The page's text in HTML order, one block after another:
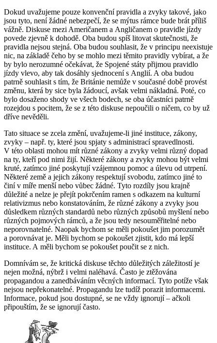
Dokud uvažujeme pouze konvenční pravidla a zvyky takové, jako
jsou tyto, není žádné nebezpečí, že se mýtus rámce bude brát příliš
vážně. Diskuse mezi Američanem a Angličanem o pravidle jízdy
povede zjevně k dohodě. Oba budou spíš litovat skutečnosti, že
pravidla nejsou stejná. Oba budou souhlasit, že v principu neexistuje
nic, na základě čeho by se mohlo mezi těmito pravidly vybírat, a že
by bylo nerozumné očekávat, že Spojené státy přijmou pravidlo
jízdy vlevo, aby tak dosáhly sjednocení s Anglií. A oba budou
patrně souhlasit s tím, že Británie nemůže v současné době provést
změnu, která by sice byla žádoucí, avšak velmi nákladná. Poté, co
bylo dosaženo shody ve všech bodech, se oba účastníci patrně
rozejdou s pocitem, že se z této diskuse nepoučili o ničem, co by už
dříve nevěděli.
Tato situace se zcela změní, uvažujeme-li jiné instituce, zákony,
zvyky – např. ty, které jsou spjaty s administrací spravedlnosti.
V této oblasti mohou mít různé zákony a zvyky velmi různý dopad
na ty, kteří pod nimi žijí. Některé zákony a zvyky mohou být velmi
kruté, zatímco jiné poskytují vzájemnou pomoc a úlevu od utrpení.
Některé země a jejich zákony respektují svobodu, zatímco jiné to
činí v míře menší nebo vůbec žádné. Tyto rozdíly jsou krajně
důležité a nelze je přejít pokrčením ramen s odkazem na kulturní
relativizmus nebo konstatováním, že různé zákony a zvyky jsou
důsledkem různých standardů nebo různých způsobů myšlení nebo
různých pojmových rámců, a že jsou tedy nesouměřitelné nebo
neporovnatelné. Naopak bychom se měli pokoušet jim porozumět
a porovnávat je. Měli bychom se pokoušet zjistit, kdo má lepší
instituce. A měli bychom se pokoušet poučit se z nich.
Domnívám se, že kritická diskuse těchto důležitých záležitostí je
nejen možná, nýbrž i velmi naléhavá. Často je ztěžována
propagandou a zanedbáváním věcných informací. Tyto potíže však
nejsou nepřekonatelné. Propagandu lze tudíž porazit informacemi.
Informace, pokud jsou dostupné, se ne vždy ignorují – ačkoli
připouštím, že se ignorují často.